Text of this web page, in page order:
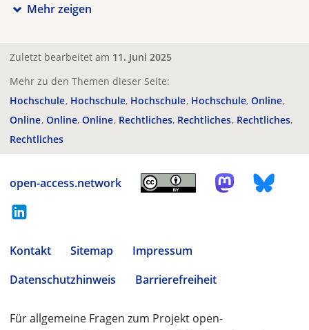
Mehr zeigen
Zuletzt bearbeitet am 11. Juni 2025
Mehr zu den Themen dieser Seite:
Hochschule Hochschule Hochschule Hochschule Online
Online Online Online Rechtliches Rechtliches Rechtliches
Rechtliches
open-access.network
Kontakt Sitemap
Impressum
Datenschutzhinweis
Barrierefreiheit
Für allgemeine Fragen zum Projekt open-